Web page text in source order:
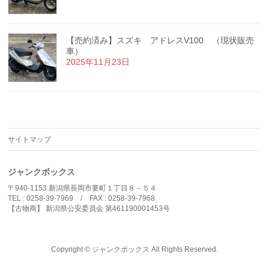
【売約済み】スズキ アドレスV100 （現状販売
車）
2025年11月23日
サイトマップ
ジャンクボックス
〒940-1153 新潟県長岡市要町１丁目８－５４
TEL : 0258-39-7969 / FAX : 0258-39-7968
【古物商】 新潟県公安委員会 第461190001453号
Copyright © ジャンクボックス All Rights Reserved.